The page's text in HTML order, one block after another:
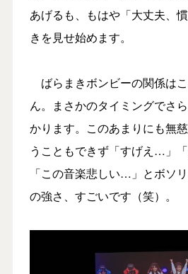
あげるも、もはや「大丈夫、
きを見せ始めます。
ばらまきボンビーの関係は
ん。まさかのタイミングでさ
かります。このあまりにも無
うこともできず「すげえ…」
「この音楽悲しい…」とボソ
の強さ、すごいです（笑）。